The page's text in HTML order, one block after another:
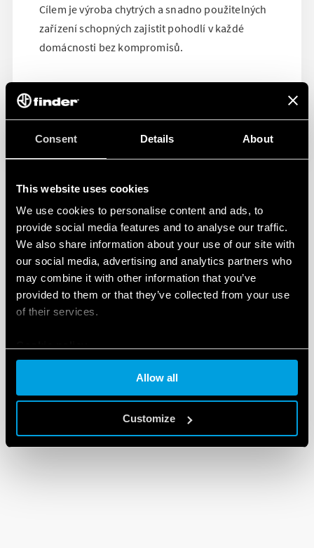
Consent Details About
This website uses cookies
We use cookies to personalise content and ads, to
provide social media features and to analyse our traffic.
We also share information about your use of our site with
our social media, advertising and analytics partners who
may combine it with other information that you’ve
provided to them or that they’ve collected from your use
of their services.
Allow all
Customize
Cílem je výroba chytrých a snadno použitelných
zařízení schopných zajistit pohodlí v každé
domácnosti bez kompromisů.